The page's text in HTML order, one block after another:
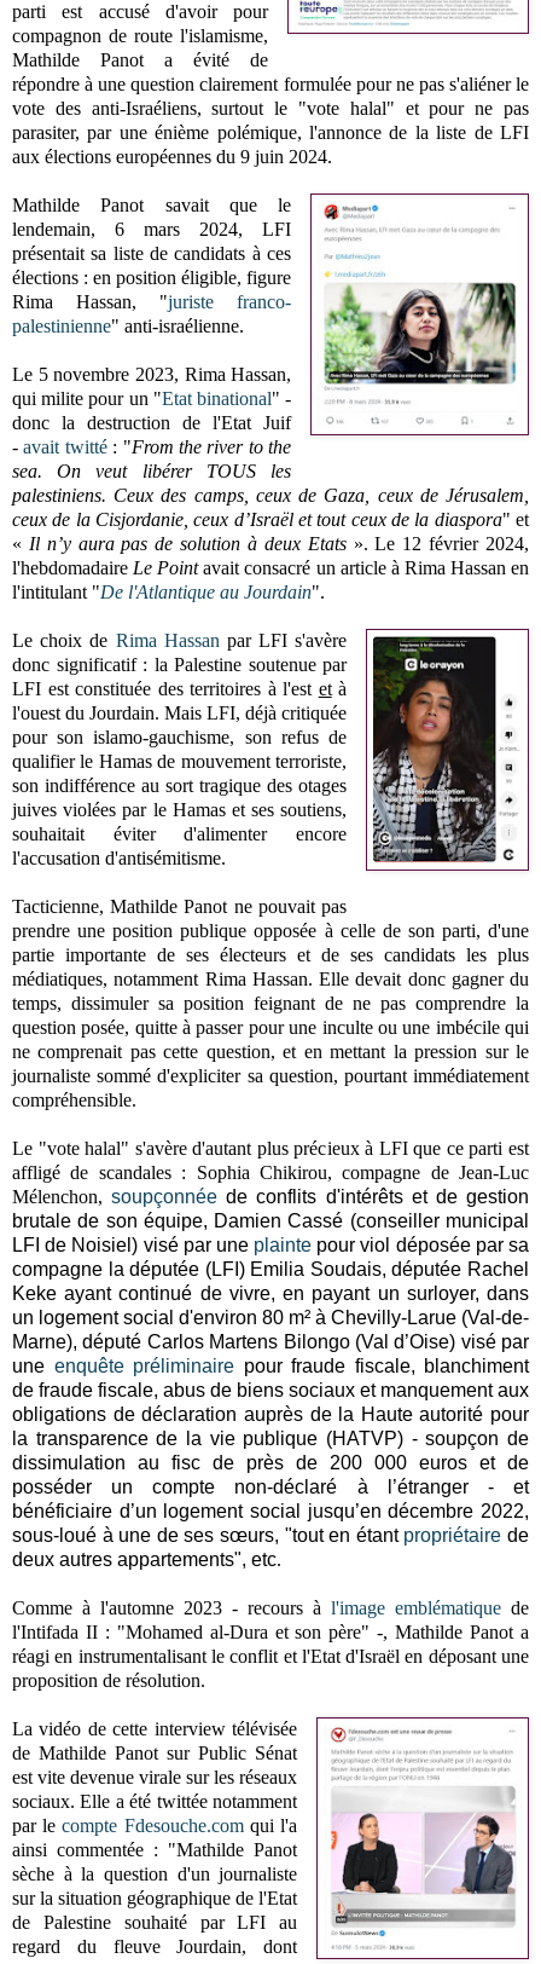
parti est accusé d'avoir pour
compagnon de route l'islamisme,
Mathilde Panot a évité de
répondre à une question clairement formulée pour ne pas s'aliéner le
vote des anti-Israéliens, surtout le "vote halal" et pour ne pas
parasiter, par une énième polémique, l'annonce de la liste de LFI
aux élections européennes du 9 juin 2024.
Mathilde Panot savait que le
lendemain, 6 mars 2024, LFI
présentait sa liste de candidats à ces
élections : en position éligible, figure
Rima Hassan, "juriste franco-
palestinienne" anti-israélienne.
Le 5 novembre 2023, Rima Hassan,
qui milite pour un "Etat binational" -
donc la destruction de l'Etat Juif
-avait twitté: "From the river to the
sea. On veut libérer TOUS les
palestiniens. Ceux des camps, ceux de Gaza, ceux de Jérusalem,
ceux de la Cisjordanie, ceux d’Israël et tout ceux de la diaspora" et
« Il n’y aura pas de solution à deux Etats». Le 12 février 2024,
l'hebdomadaireLe Pointavait consacré un article à Rima Hassan en
l'intitulant "De l'Atlantique au Jourdain".
Le choix de Rima Hassanpar LFI s'avère
donc significatif : la Palestine soutenue par
LFI est constituée des territoires à l'est età
l'ouest du Jourdain. Mais LFI, déjà critiquée
pour son islamo-gauchisme, son refus de
qualifier le Hamas de mouvement terroriste,
son indifférence au sort tragique des otages
juives violées par le Hamas et ses soutiens,
souhaitait éviter d'alimenter encore
l'accusation d'antisémitisme.
Tacticienne, Mathilde Panot ne pouvait pas
prendre une position publique opposée à celle de son parti, d'une
partie importante de ses électeurs et de ses candidats les plus
médiatiques, notamment Rima Hassan. Elle devait donc gagner du
temps, dissimuler sa position feignant de ne pas comprendre la
question posée, quitte à passer pour une inculte ou une imbécile qui
ne comprenait pas cette question, et en mettant la pression sur le
journaliste sommé d'expliciter sa question, pourtant immédiatement
compréhensible.
Le "vote halal" s'avère d'autant plus précieux à LFI que ce parti est
affligé de scandales : Sophia Chikirou, compagne de Jean-Luc
Mélenchon,soupçonnée de conflits d'intérêts et de gestion
brutale de son équipe, Damien Cassé (conseiller municipal
LFI de Noisiel) visé par une plainte pour viol déposée par sa
compagne la députée (LFI) Emilia Soudais, députée Rachel
Keke ayant continué de vivre, en payant un surloyer, dans
un logement social d'environ 80 m² à Chevilly-Larue (Val-de-
Marne), député Carlos Martens Bilongo (Val d’Oise) visé par
une enquête préliminaire pour fraude fiscale, blanchiment
de fraude fiscale, abus de biens sociaux et manquement aux
obligations de déclaration auprès de la Haute autorité pour
la transparence de la vie publique (HATVP) - soupçon de
dissimulation au fisc de près de 200 000 euros et de
posséder un compte non-déclaré à l’étranger - et
bénéficiaire d’un logement social jusqu’en décembre 2022,
sous-loué à une de ses sœurs, "tout en étant propriétaire de
deux autres appartements", etc.
Comme à l'automne 2023 - recours à l'image emblématique de
l'Intifada II : "Mohamed al-Dura et son père" -, Mathilde Panot a
réagi en instrumentalisant le conflit et l'Etat d'Israël en déposant une
proposition de résolution.
La vidéo de cette interview télévisée
de Mathilde Panot sur Public Sénat
est vite devenue virale sur les réseaux
sociaux. Elle a été twittée notamment
par lecompte Fdesouche.comqui l'a
ainsi commentée : "Mathilde Panot
sèche à la question d'un journaliste
sur la situation géographique de l'Etat
de Palestine souhaité par LFI au
regard du fleuve Jourdain, dont